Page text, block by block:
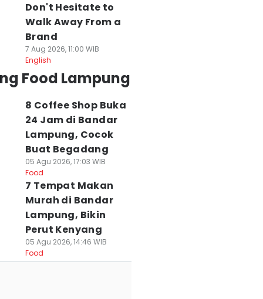
Don't Hesitate to
Walk Away From a
Brand
7 Aug 2026, 11:00 WIB
English
Food Lampung
8 Coffee Shop Buka
24 Jam di Bandar
Lampung, Cocok
Buat Begadang
05 Agu 2026, 17:03 WIB
Food
7 Tempat Makan
Murah di Bandar
Lampung, Bikin
Perut Kenyang
05 Agu 2026, 14:46 WIB
Food